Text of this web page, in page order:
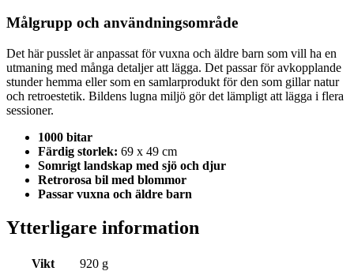
Målgrupp och användningsområde
Det här pusslet är anpassat för vuxna och äldre barn som vill ha en
utmaning med många detaljer att lägga. Det passar för avkopplande
stunder hemma eller som en samlarprodukt för den som gillar natur
och retroestetik. Bildens lugna miljö gör det lämpligt att lägga i flera
sessioner.
1000 bitar
Färdig storlek: 69 x 49 cm
Somrigt landskap med sjö och djur
Retrorosa bil med blommor
Passar vuxna och äldre barn
Ytterligare information
Vikt
920 g